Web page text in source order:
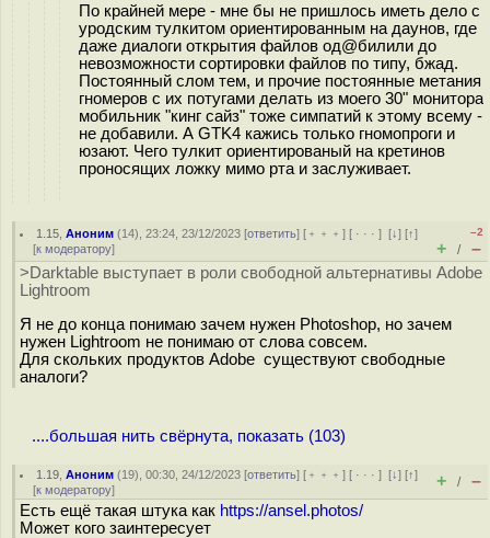
По крайней мере - мне бы не пришлось иметь дело с
уродским тулкитом ориентированным на даунов, где
даже диалоги открытия файлов од@билили до
невозможности сортировки файлов по типу, бжад.
Постоянный слом тем, и прочие постоянные метания
гномеров с их потугами делать из моего 30" монитора
мобильник "кинг сайз" тоже симпатий к этому всему -
не добавили. А GTK4 кажись только гномопроги и
юзают. Чего тулкит ориентированый на кретинов
проносящих ложку мимо рта и заслуживает.
1.15 ,Аноним (14), 23:24, 23/12/2023 [ответить] [ ﹢﹢﹢] [ · · ·][↓] [↑]
[к модератору]
–2
+ / –
>Darktable выступает в роли свободной альтернативы Adobe
Lightroom
Я не до конца понимаю зачем нужен Photoshop, но зачем
нужен Lightroom не понимаю от слова совсем.
Для скольких продуктов Adobe существуют свободные
аналоги?
....большая нить свёрнута, показать (103)
1.19 ,Аноним (19), 00:30, 24/12/2023 [ответить] [ ﹢﹢﹢] [ · · ·][↓] [↑]
[к модератору] + / –
Есть ещё такая штука как https://ansel.photos/
Может кого заинтересует